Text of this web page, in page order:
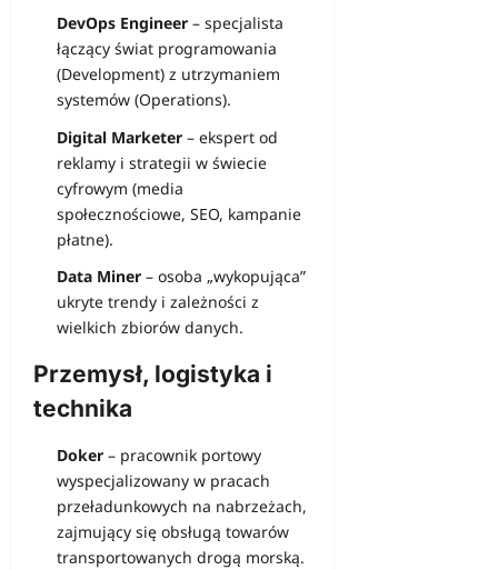
DevOps Engineer – specjalista
łączący świat programowania
(Development) z utrzymaniem
systemów (Operations).
Digital Marketer – ekspert od
reklamy i strategii w świecie
cyfrowym (media
społecznościowe, SEO, kampanie
płatne).
Data Miner – osoba „wykopująca”
ukryte trendy i zależności z
wielkich zbiorów danych.
Przemysł, logistyka i
technika
Doker – pracownik portowy
wyspecjalizowany w pracach
przeładunkowych na nabrzeżach,
zajmujący się obsługą towarów
transportowanych drogą morską.